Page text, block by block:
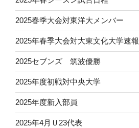
2025春季大会対東洋大メンバー
2025年春季大会対大東文化大学速報
2025セブンズ 筑波優勝
2025年度初戦対中央大学
2025年度新入部員
2025年4月Ｕ23代表